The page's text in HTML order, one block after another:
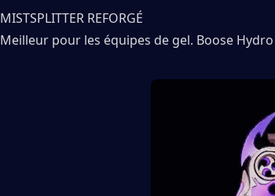
MISTSPLITTER REFORGÉ
Meilleur pour les équipes de gel. Boose